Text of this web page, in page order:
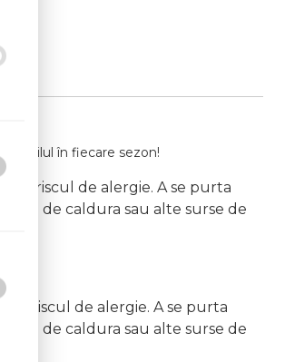
ți stilul în fiecare sezon!
riscul de alergie. A se purta
de caldura sau alte surse de
riscul de alergie. A se purta
de caldura sau alte surse de